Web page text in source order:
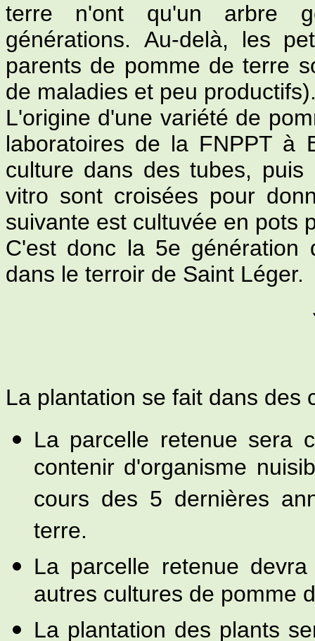
terre n'ont qu'un arbre
générations. Au-delà, les
parents de pomme de terre
de maladies et peu
L'origine d'une variété de
laboratoires de la FNPPT à
culture dans des tubes,
vitro sont croisées pour
suivante est cultuvée en pots
C'est donc la 5e
dans le terroir de Saint Léger.
La plantation se fait dans des
La parcelle retenue sera
contenir d'organisme
cours des 5 dernières
terre.
La parcelle retenue
autres cultures de pomme
La plantation des plants